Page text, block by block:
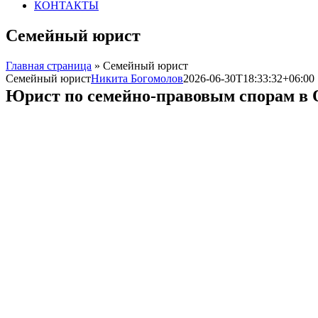
КОНТАКТЫ
Семейный юрист
Главная страница » Семейный юрист
Семейный юристНикита Богомолов2026-06-30T18:33:32+06:00
Юрист по семейно-правовым спорам в